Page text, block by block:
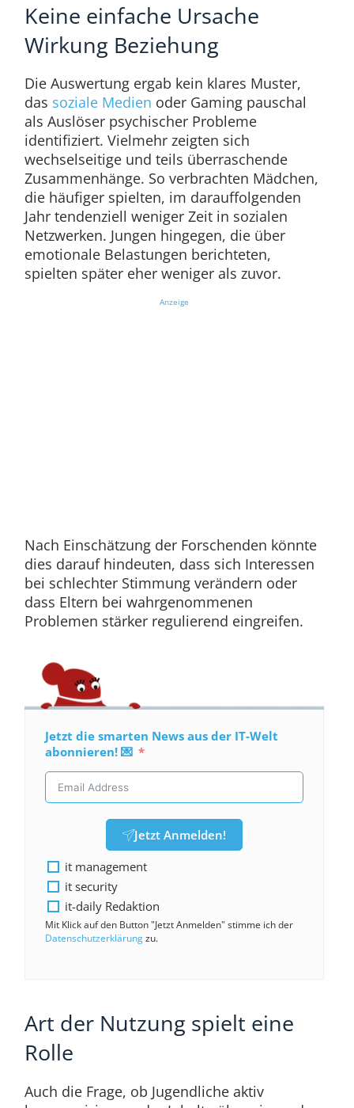
Keine einfache Ursache
Wirkung Beziehung
Die Auswertung ergab kein klares Muster,
das soziale Medien oder Gaming pauschal
als Auslöser psychischer Probleme
identifiziert. Vielmehr zeigten sich
wechselseitige und teils überraschende
Zusammenhänge. So verbrachten Mädchen,
die häufiger spielten, im darauffolgenden
Jahr tendenziell weniger Zeit in sozialen
Netzwerken. Jungen hingegen, die über
emotionale Belastungen berichteten,
spielten später eher weniger als zuvor.
Anzeige
Nach Einschätzung der Forschenden könnte
dies darauf hindeuten, dass sich Interessen
bei schlechter Stimmung verändern oder
dass Eltern bei wahrgenommenen
Problemen stärker regulierend eingreifen.
Jetzt die smarten News aus der IT-Welt
abonnieren! 💌
Jetzt Anmelden!
it management
it security
it-daily Redaktion
Mit Klick auf den Button "Jetzt Anmelden" stimme ich der
Datenschutzerklärungzu.
Art der Nutzung spielt eine
Rolle
Auch die Frage, ob Jugendliche aktiv